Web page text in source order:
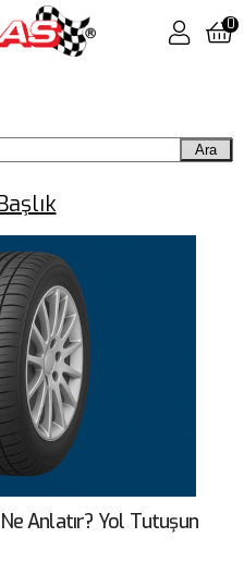
0
Ara
Anlatır? Yol Tutuşun